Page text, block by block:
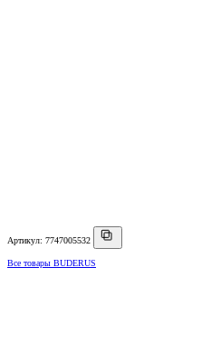
Артикул: 7747005532
Все товары BUDERUS